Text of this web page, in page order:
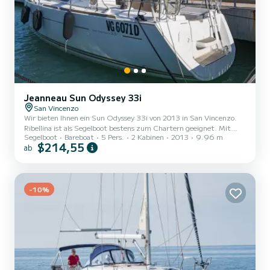
Jeanneau Sun Odyssey 33i
San Vincenzo
Wir bieten Ihnen ein Sun Odyssey 33i von 2013 in San Vincenzo.
Ribellina ist als Segelboot bestens zum Chartern geeignet. Mit
seinen angenehmen Fahreigenschaften eignet sich dieses Schiff
ideal für einen Törn von einer Woche und mehr. Das Boot verfügt
Schiff als idealer Begleiter für einen unvergesslichen Bootsurlaub in
der Umgebung von San Vincenzo....
Segelboot Bareboat 5 Pers. 2 Kabinen 2013 9.96 m
ab $214,55
-10%